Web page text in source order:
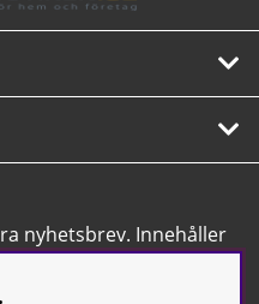
nyhetsbrev. Innehåller
erbjudanden.